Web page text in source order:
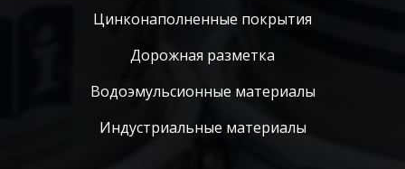
Цинконаполненные покрытия
Дорожная разметка
Водоэмульсионные материалы
Индустриальные материалы